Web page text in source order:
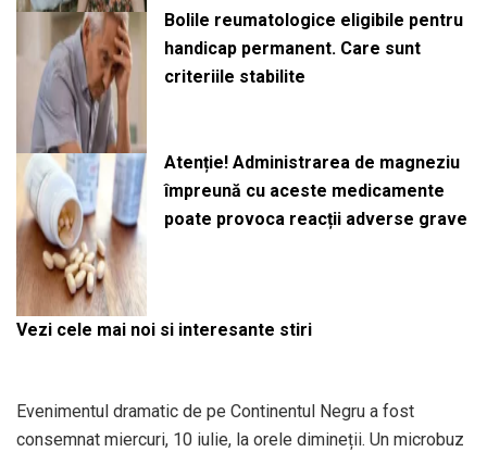
Bolile reumatologice eligibile pentru
handicap permanent. Care sunt
criteriile stabilite
Atenție! Administrarea de magneziu
împreună cu aceste medicamente
poate provoca reacții adverse grave
Vezi cele mai noi si interesante stiri
Evenimentul dramatic de pe Continentul Negru a fost
consemnat miercuri, 10 iulie, la orele dimineții. Un microbuz